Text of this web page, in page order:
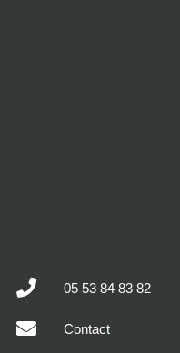
05 53 84 83 82
Contact